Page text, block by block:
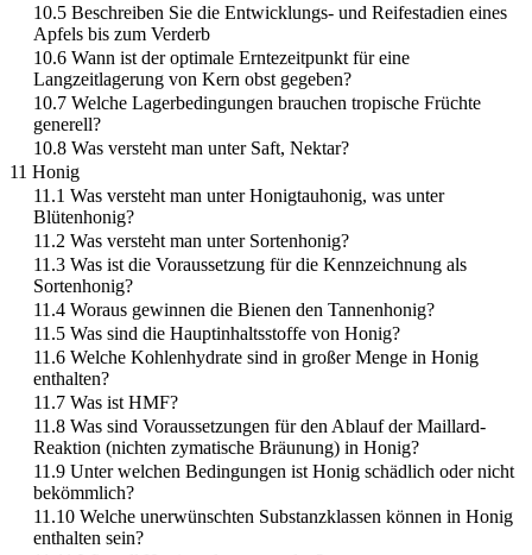
10.5 Beschreiben Sie die Entwicklungs- und Reifestadien eines
Apfels bis zum Verderb
10.6 Wann ist der optimale Erntezeitpunkt für eine
Langzeitlagerung von Kern obst gegeben?
10.7 Welche Lagerbedingungen brauchen tropische Früchte
generell?
10.8 Was versteht man unter Saft, Nektar?
11 Honig
11.1 Was versteht man unter Honigtauhonig, was unter
Blütenhonig?
11.2 Was versteht man unter Sortenhonig?
11.3 Was ist die Voraussetzung für die Kennzeichnung als
Sortenhonig?
11.4 Woraus gewinnen die Bienen den Tannenhonig?
11.5 Was sind die Hauptinhaltsstoffe von Honig?
11.6 Welche Kohlenhydrate sind in großer Menge in Honig
enthalten?
11.7 Was ist HMF?
11.8 Was sind Voraussetzungen für den Ablauf der Maillard-
Reaktion (nichten zymatische Bräunung) in Honig?
11.9 Unter welchen Bedingungen ist Honig schädlich oder nicht
bekömmlich?
11.10 Welche unerwünschten Substanzklassen können in Honig
enthalten sein?